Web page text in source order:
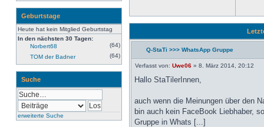
Geburtstage
Heute hat kein Mitglied Geburtstag
In den nächsten 30 Tagen:
Norbert68
(64)
TOM der Badner
(64)
Suche
erweiterte Suche
Neuester
Q-StaTi >>> WhatsApp Gruppe
Verfasst von: Uwe06 » 8. März 2014, 20:12
Hallo StaTilerInnen,
auch wenn die Meinungen über den
bin auch kein FaceBook Liebhaber,
Gruppe in Whats [...]